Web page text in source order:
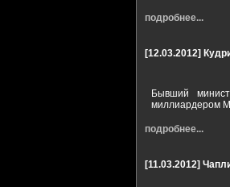
подробнее...
[12.03.2012]
Бывший
миллиардером
подробнее...
[11.03.2012]